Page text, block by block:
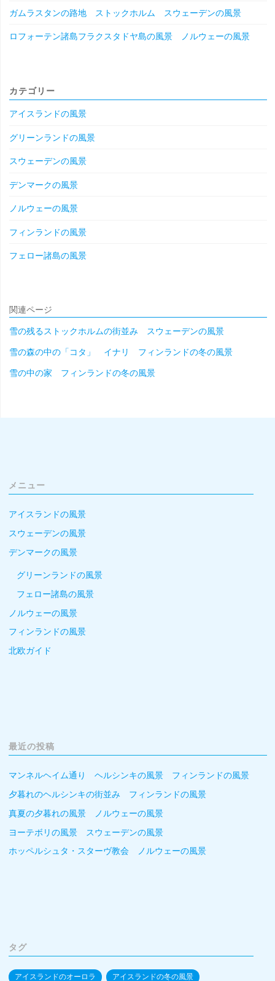
ガムラスタンの路地 ストックホルム スウェーデンの風景
ロフォーテン諸島フラクスタドヤ島の風景 ノルウェーの風景
カテゴリー
アイスランドの風景
グリーンランドの風景
スウェーデンの風景
デンマークの風景
ノルウェーの風景
フィンランドの風景
フェロー諸島の風景
関連ページ
雪の残るストックホルムの街並み スウェーデンの風景
雪の森の中の「コタ」 イナリ フィンランドの冬の風景
雪の中の家 フィンランドの冬の風景
メニュー
アイスランドの風景
スウェーデンの風景
デンマークの風景
グリーンランドの風景
フェロー諸島の風景
ノルウェーの風景
フィンランドの風景
北欧ガイド
最近の投稿
マンネルヘイム通り ヘルシンキの風景 フィンランドの風景
夕暮れのヘルシンキの街並み フィンランドの風景
真夏の夕暮れの風景 ノルウェーの風景
ヨーテボリの風景 スウェーデンの風景
ホッペルシュタ・スターヴ教会 ノルウェーの風景
タグ
アイスランドのオーロラ アイスランドの冬の風景